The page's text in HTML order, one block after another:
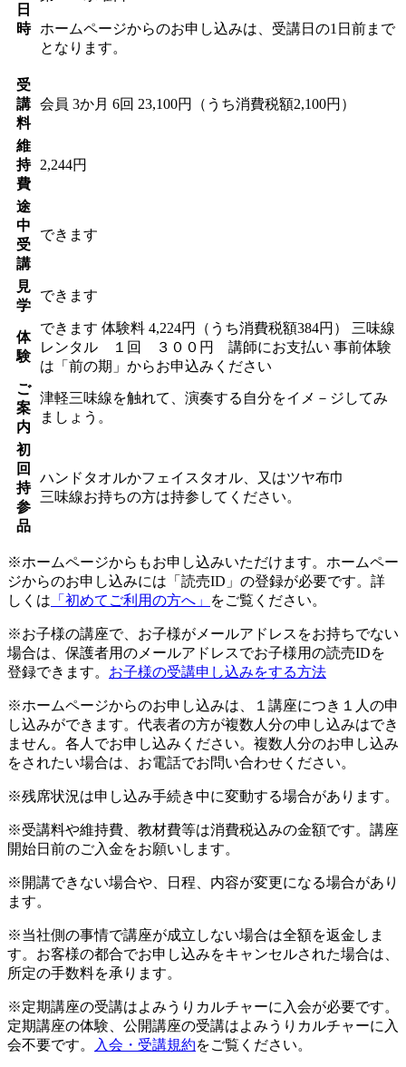
日
時
ホームページからのお申し込みは、受講日の1日前まで
となります。
受
講
料
会員 3か月 6回 23,100円（うち消費税額2,100円）
維
持
費
2,244円
途
中
受
講
できます
見
学
できます
体
験
できます 体験料 4,224円（うち消費税額384円） 三味線
レンタル １回 ３００円 講師にお支払い 事前体験
は「前の期」からお申込みください
ご
案
内
津軽三味線を触れて、演奏する自分をイメ－ジしてみ
ましょう。
初
回
持
参
品
ハンドタオルかフェイスタオル、又はツヤ布巾
三味線お持ちの方は持参してください。
※ホームページからもお申し込みいただけます。ホームペー
ジからのお申し込みには「読売ID」の登録が必要です。詳
しくは 「初めてご利用の方へ」 をご覧ください。
※お子様の講座で、お子様がメールアドレスをお持ちでない
場合は、保護者用のメールアドレスでお子様用の読売IDを
登録できます。 お子様の受講申し込みをする方法
※ホームページからのお申し込みは、１講座につき１人の申
し込みができます。代表者の方が複数人分の申し込みはでき
ません。各人でお申し込みください。複数人分のお申し込み
をされたい場合は、お電話でお問い合わせください。
※残席状況は申し込み手続き中に変動する場合があります。
※受講料や維持費、教材費等は消費税込みの金額です。講座
開始日前のご入金をお願いします。
※開講できない場合や、日程、内容が変更になる場合があり
ます。
※当社側の事情で講座が成立しない場合は全額を返金しま
す。お客様の都合でお申し込みをキャンセルされた場合は、
所定の手数料を承ります。
※定期講座の受講はよみうりカルチャーに入会が必要です。
定期講座の体験、公開講座の受講はよみうりカルチャーに入
会不要です。
入会・受講規約をご覧ください。